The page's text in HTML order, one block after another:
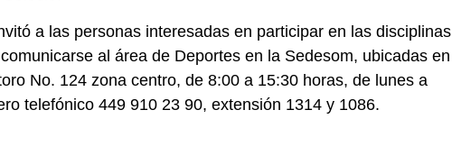
a las personas interesadas en participar en las disciplinas
al área de Deportes en la Sedesom, ubicadas en
No. 124 zona centro, de 8:00 a 15:30 horas, de lunes a
telefónico 449 910 23 90, extensión 1314 y 1086.